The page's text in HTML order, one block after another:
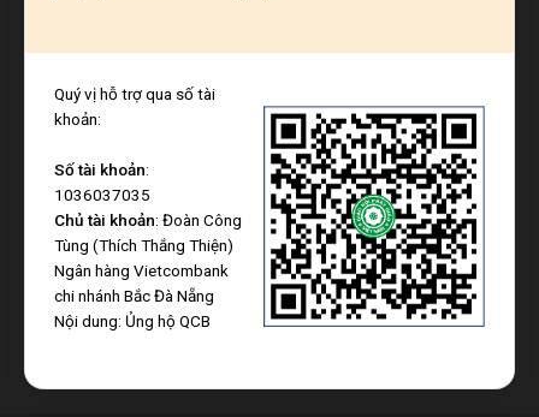
Quý vị hỗ trợ qua số tài
khoản:
Số tài khoản:
1036037035
Chủ tài khoản: Đoàn Công
Tùng (Thích Thắng Thiện)
Ngân hàng Vietcombank
chi nhánh Bắc Đà Nẵng
Nội dung: Ủng hộ QCB